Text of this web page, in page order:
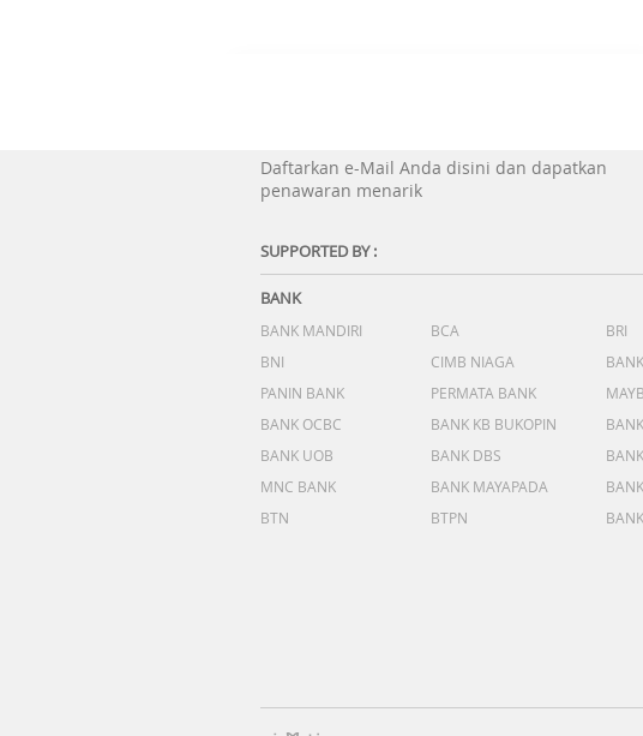
Daftarkan e-Mail Anda disini dan dapatkan
penawaran menarik
SUPPORTED BY :
BANK
BANK MANDIRI BCA
BRI
BNI
CIMB NIAGA
PANIN BANK
PERMATA BANK
BANK OCBC
BANK KB BUKOPIN
BANK UOB
BANK DBS
MNC BANK
BANK MAYAPADA
BTN
BTPN